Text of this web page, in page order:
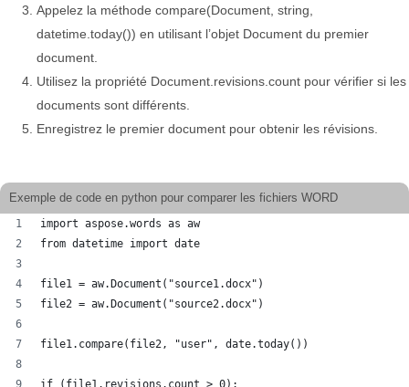
Appelez la méthode compare(Document, string,
datetime.today()) en utilisant l’objet Document du premier
document.
Utilisez la propriété Document.revisions.count pour vérifier si les
documents sont différents.
Enregistrez le premier document pour obtenir les révisions.
Exemple de code en python pour comparer les fichiers WORD
import aspose.words as aw
from datetime import date
file1 = aw.Document("source1.docx")
file2 = aw.Document("source2.docx")
file1.compare(file2, "user", date.today())
if (file1.revisions.count > 0):